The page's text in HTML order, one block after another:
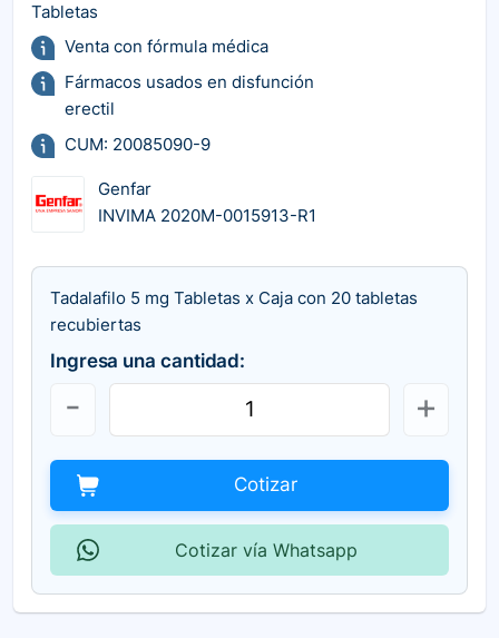
Tabletas
Venta con fórmula médica
Fármacos usados en disfunción
erectil
CUM: 20085090-9
Genfar
INVIMA 2020M-0015913-R1
Tadalafilo 5 mg Tabletas x Caja con 20 tabletas
recubiertas
Ingresa una cantidad:
Cotizar
Cotizar vía Whatsapp